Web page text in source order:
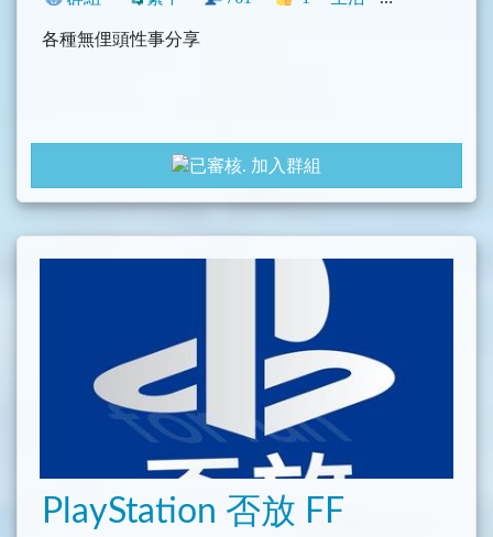
各種無俚頭性事分享
加入群組
PlayStation 否放 FF